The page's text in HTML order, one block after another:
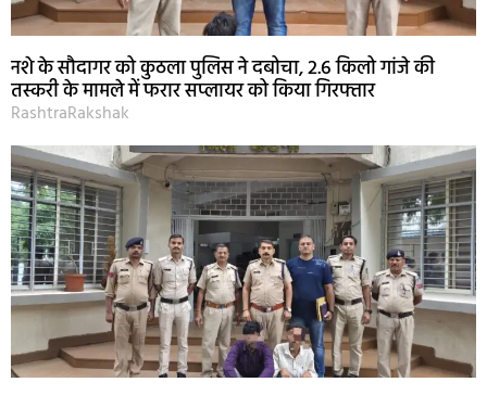
नशे के सौदागर को कुठला पुलिस ने दबोचा, 2.6 किलो गांजे की
तस्करी के मामले में फरार सप्लायर को किया गिरफ्तार
RashtraRakshak